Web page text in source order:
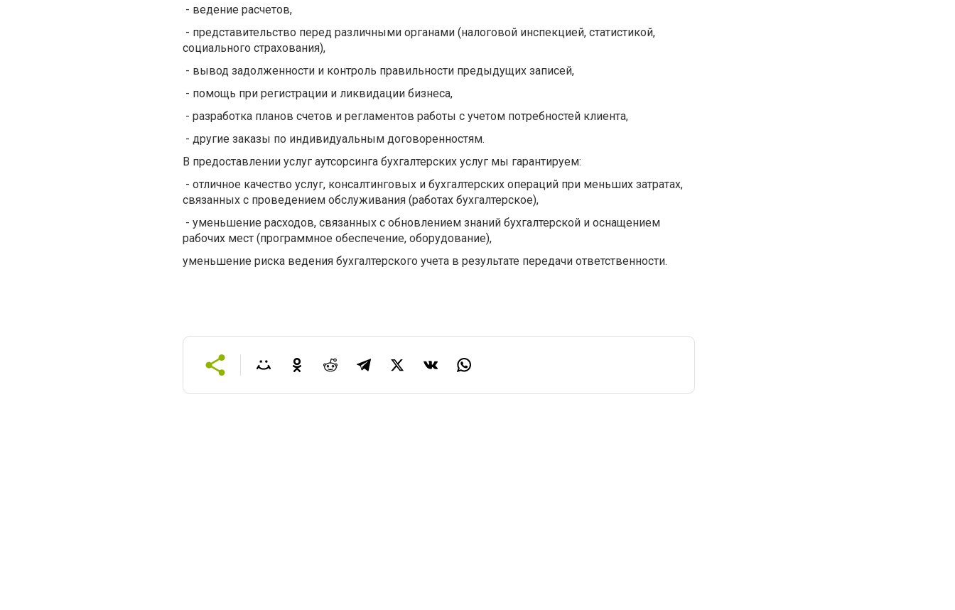
- ведение расчетов,
- представительство перед различными органами (налоговой инспекцией, статистикой,
социального страхования),
- вывод задолженности и контроль правильности предыдущих записей,
- помощь при регистрации и ликвидации бизнеса,
- разработка планов счетов и регламентов работы с учетом потребностей клиента,
- другие заказы по индивидуальным договоренностям.
В предоставлении услуг аутсорсинга бухгалтерских услуг мы гарантируем:
- отличное качество услуг, консалтинговых и бухгалтерских операций при меньших затратах,
связанных с проведением обслуживания (работах бухгалтерское),
- уменьшение расходов, связанных с обновлением знаний бухгалтерской и оснащением
рабочих мест (программное обеспечение, оборудование),
уменьшение риска ведения бухгалтерского учета в результате передачи ответственности.